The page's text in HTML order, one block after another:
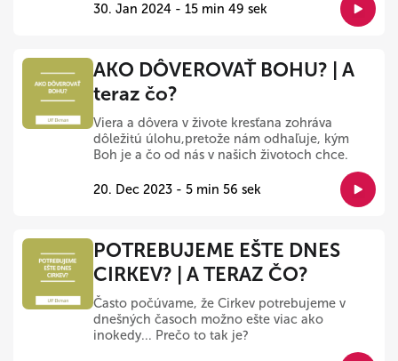
30. Jan 2024 - 15 min 49 sek
AKO DÔVEROVAŤ BOHU? | A
teraz čo?
Viera a dôvera v živote kresťana zohráva
dôležitú úlohu,pretože nám odhaľuje, kým
Boh je a čo od nás v našich životoch chce.
20. Dec 2023 - 5 min 56 sek
POTREBUJEME EŠTE DNES
CIRKEV? | A TERAZ ČO?
Často počúvame, že Cirkev potrebujeme v
dnešných časoch možno ešte viac ako
inokedy... Prečo to tak je?